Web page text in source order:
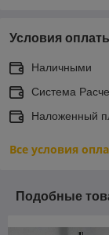
Условия
Наличными
Система
Наложенный
Все условия
Подобные